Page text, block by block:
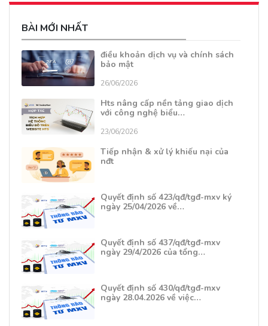
BÀI MỚI NHẤT
điều khoản dịch vụ và chính sách
bảo mật
26/06/2026
Hts nâng cấp nền tảng giao dịch
với công nghệ biểu…
23/06/2026
Tiếp nhận & xử lý khiếu nại của
nđt
Quyết định số 423/qđ/tgđ-mxv ký
ngày 25/04/2026 về…
Quyết định số 437/qđ/tgđ-mxv
ngày 29/4/2026 của tổng…
Quyết định số 430/qđ/tgđ-mxv
ngày 28.04.2026 về việc…